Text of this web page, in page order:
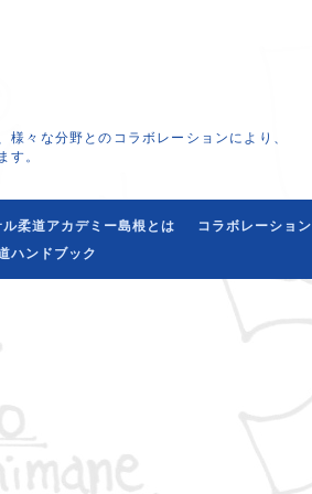
々な分野とのコラボレーションにより、
す。
柔道アカデミー島根とは コラボレーション
ハンドブック